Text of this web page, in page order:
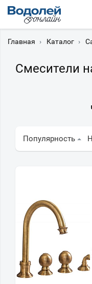
Главная › Каталог ›
Смесители
Популярность